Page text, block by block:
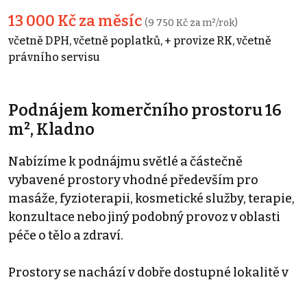
13 000 Kč za měsíc (9 750 Kč za m²/rok)
včetně DPH, včetně poplatků, + provize RK, včetně
právního servisu
Podnájem komerčního prostoru 16
m², Kladno
Nabízíme k podnájmu světlé a částečně
vybavené prostory vhodné především pro
masáže, fyzioterapii, kosmetické služby, terapie,
konzultace nebo jiný podobný provoz v oblasti
péče o tělo a zdraví.
Prostory se nachází v dobře dostupné lokalitě v